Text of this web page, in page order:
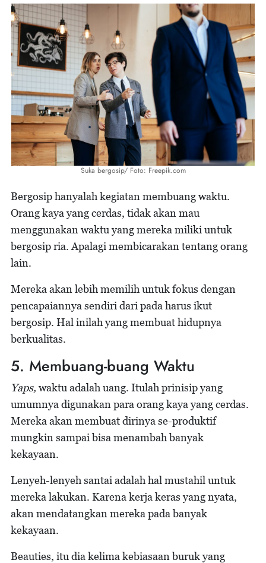
Suka bergosip/ Foto: Freepik.com
Bergosip hanyalah kegiatan membuang waktu.
Orang kaya yang cerdas, tidak akan mau
menggunakan waktu yang mereka miliki untuk
bergosip ria. Apalagi membicarakan tentang orang
lain.
Mereka akan lebih memilih untuk fokus dengan
pencapaiannya sendiri dari pada harus ikut
bergosip. Hal inilah yang membuat hidupnya
berkualitas.
5. Membuang-buang Waktu
Yaps, waktu adalah uang. Itulah prinisip yang
umumnya digunakan para orang kaya yang cerdas.
Mereka akan membuat dirinya se-produktif
mungkin sampai bisa menambah banyak
kekayaan.
Lenyeh-lenyeh santai adalah hal mustahil untuk
mereka lakukan. Karena kerja keras yang nyata,
akan mendatangkan mereka pada banyak
kekayaan.
Beauties, itu dia kelima kebiasaan buruk yang